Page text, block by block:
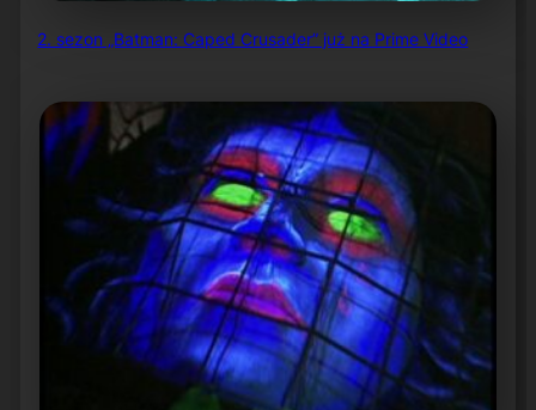
2. sezon „Batman: Caped Crusader” już na Prime Video